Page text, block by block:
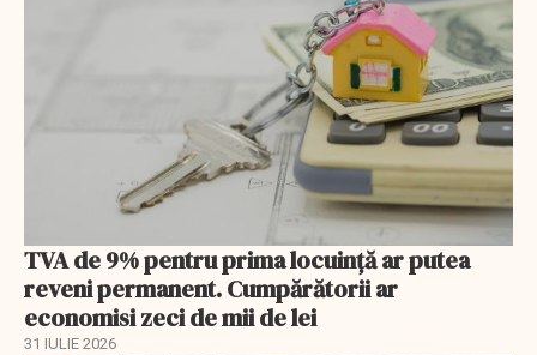
TVA de 9% pentru prima locuință ar putea
reveni permanent. Cumpărătorii ar
economisi zeci de mii de lei
31 IULIE 2026